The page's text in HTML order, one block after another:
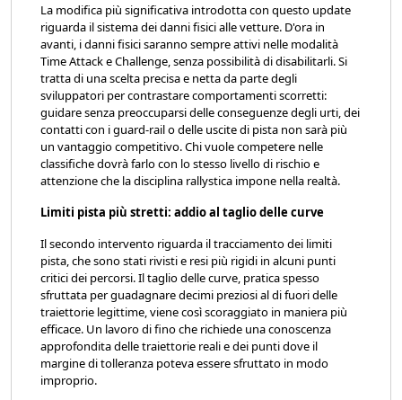
La modifica più significativa introdotta con questo update
riguarda il sistema dei danni fisici alle vetture. D'ora in
avanti, i danni fisici saranno sempre attivi nelle modalità
Time Attack e Challenge, senza possibilità di disabilitarli. Si
tratta di una scelta precisa e netta da parte degli
sviluppatori per contrastare comportamenti scorretti:
guidare senza preoccuparsi delle conseguenze degli urti, dei
contatti con i guard-rail o delle uscite di pista non sarà più
un vantaggio competitivo. Chi vuole competere nelle
classifiche dovrà farlo con lo stesso livello di rischio e
attenzione che la disciplina rallystica impone nella realtà.
Limiti pista più stretti: addio al taglio delle curve
Il secondo intervento riguarda il tracciamento dei limiti
pista, che sono stati rivisti e resi più rigidi in alcuni punti
critici dei percorsi. Il taglio delle curve, pratica spesso
sfruttata per guadagnare decimi preziosi al di fuori delle
traiettorie legittime, viene così scoraggiato in maniera più
efficace. Un lavoro di fino che richiede una conoscenza
approfondita delle traiettorie reali e dei punti dove il
margine di tolleranza poteva essere sfruttato in modo
improprio.